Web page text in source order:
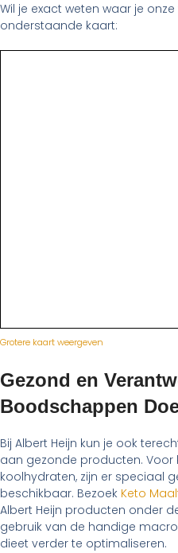
Wil je exact weten waar je
onderstaande kaart:
Grotere kaart weergeven
Gezond en
Boodschappen
Bij Albert Heijn kun je ook
aan gezonde producten. Voor
koolhydraten, zijn er speciaal
beschikbaar. Bezoek Keto
Albert Heijn producten onder
gebruik van de handige
dieet verder te optimaliseren.